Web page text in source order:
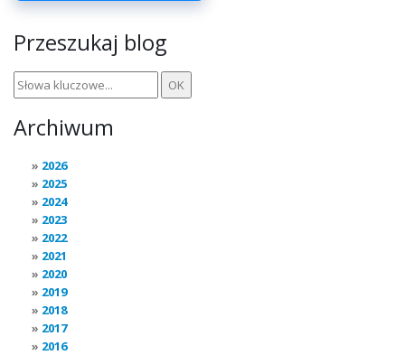
Przeszukaj blog
Archiwum
2026
2025
2024
2023
2022
2021
2020
2019
2018
2017
2016